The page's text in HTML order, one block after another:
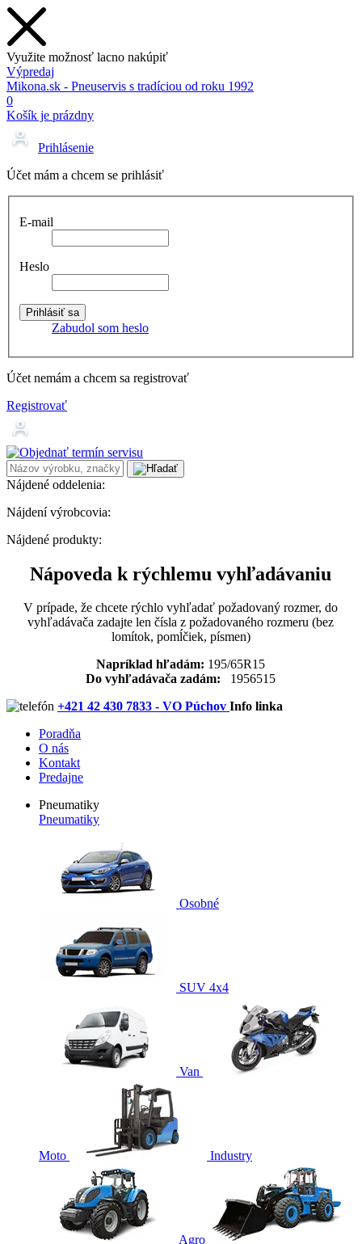
Využite možnosť lacno nakúpiť
Výpredaj
Mikona.sk - Pneuservis s tradíciou od roku 1992
0
Košík je prázdny
Prihlásenie
Účet mám a chcem se prihlásiť
E-mail
Heslo
Zabudol som heslo
Účet nemám a chcem sa registrovať
Registrovať
Nájdené oddelenia:
Nájdení výrobcovia:
Nájdené produkty:
Nápoveda k rýchlemu vyhľadávaniu
V prípade, že chcete rýchlo vyhľadať požadovaný rozmer, do
vyhľadávača zadajte len čísla z požadovaného rozmeru (bez
lomítok, pomĺčiek, písmen)
Napríklad hľadám: 195/65R15
Do vyhľadávača zadám: 1956515
+421 42 430 7833 - VO Púchov Info linka
Poradňa
O nás
Kontakt
Predajne
Pneumatiky
Pneumatiky
Osobné
SUV 4x4
Van
Moto Industry
Agro